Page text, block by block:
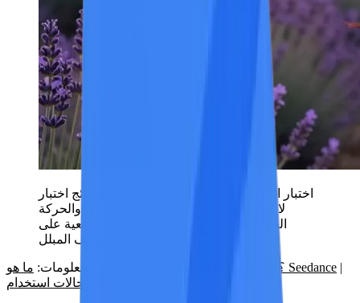
نتائج اختبار Seedance 2.0 — اختبار الصورة السينمائية.
لاحظ الدقة في إعادة إنتاج لون البشرة، والحركة
الطبيعية للشعر، وانعكاسات النيون الواقعية على
لمزيد من المعلومات: ما هو Seedance؟ دليل مستخدم Seedance |
أمثلة عملية وحالات استخدام